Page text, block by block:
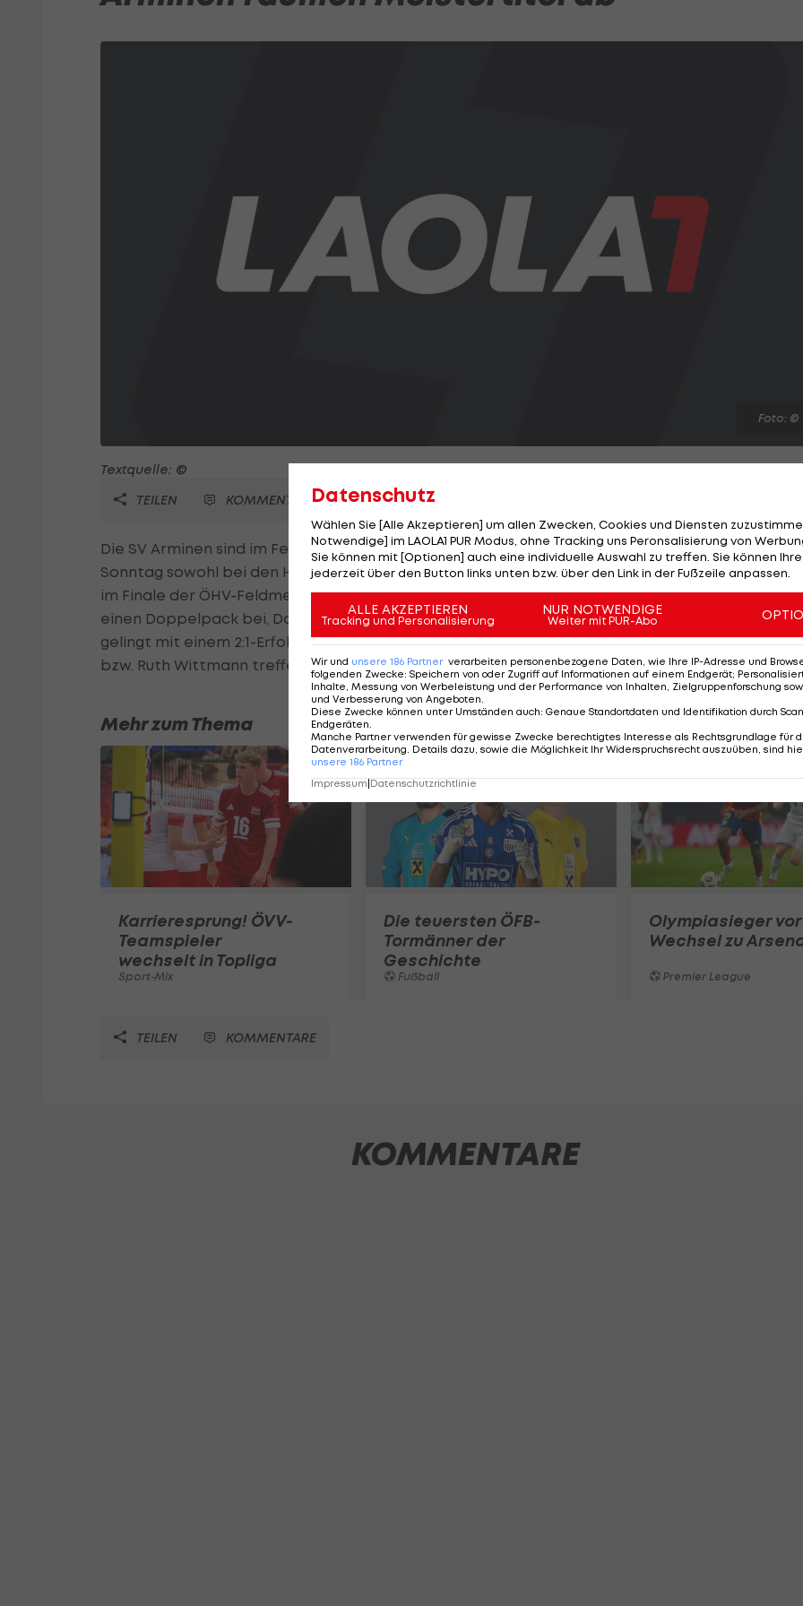
Foto: ©
Textquelle: ©
TEILEN
KOMMENTARE
Die SV Arminen sind im Feld-Hockey weiterhin das Maß aller Dinge. Die Wiener holen sich am
Sonntag sowohl bei den Herren als auch bei den Damen den Meistertitel. Die Herren setzen sich
im Finale der ÖHV-Feldmeisterschaft gegen WAC klar mit 4:0 (2:0) durch. Alexander Bele steuert
einen Doppelpack bei, Dominic Uher und Andreas Wellan runden den Erfolg ab. Den Damen
gelingt mit einem 2:1-Erfolg gegen AHTC sogar die Titelverteidigung. Monika Specjal, Paulina
bzw. Ruth Wittmann treffen.
Mehr zum Thema
Karrieresprung! ÖVV-
Teamspieler
wechselt in Topliga
Sport-Mix
Die teuersten ÖFB-
Tormänner der
Geschichte
Fußball
Olympiasieger vor
Wechsel zu
Premier League
TEILEN KOMMENTARE
KOMMENTARE
Datenschutz
Wählen Sie [Alle Akzeptieren] um allen Zwecken, Cookies und Diensten
Notwendige] im LAOLA1 PUR Modus, ohne Tracking uns Peronsalisierung von
Sie können mit [Optionen] auch eine individuelle Auswahl zu treffen. Sie können
jederzeit über den Button links unten bzw. über den Link in der Fußzeile anpassen.
ALLE AKZEPTIEREN
Tracking und Personalisierung
NUR NOTWENDIGE
Weiter mit PUR-Abo
Wir und unsere 186 Partner verarbeiten personenbezogene Daten, wie Ihre IP-Adresse und
folgenden Zwecke: Speichern von oder Zugriff auf Informationen auf einem Endgerät;
Inhalte, Messung von Werbeleistung und der Performance von Inhalten, Zielgruppenforschung
und Verbesserung von Angeboten
Diese Zwecke können unter Umständen auch: Genaue Standortdaten und Identifikation durch
Endgeräten
Manche Partner verwenden für gewisse Zwecke berechtigtes Interesse als Rechtsgrundlage für
Datenverarbeitung. Details dazu, sowie die Möglichkeit Ihr Widerspruchsrecht auszuüben, sind
unsere 186 Partner
Impressum|Datenschutzrichtlinie